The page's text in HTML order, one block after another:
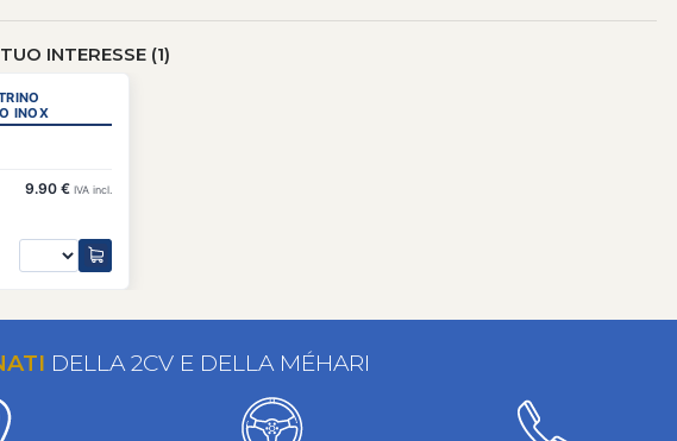
INTERESSE (1)
INOX
9.90 € IVA incl.
DELLA 2CV E DELLA MÉHARI